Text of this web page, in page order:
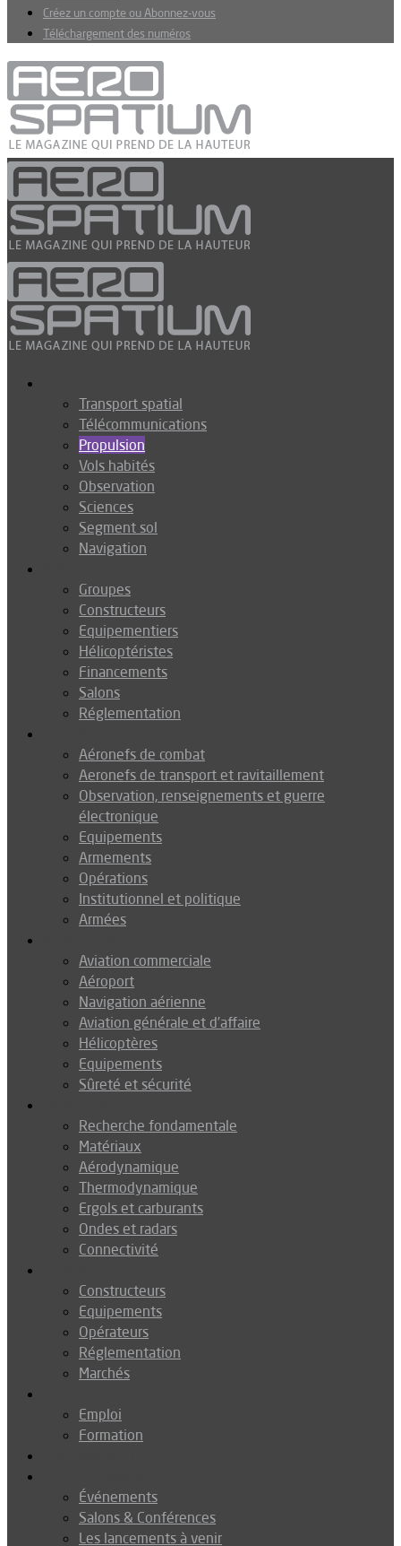
Créez un compte ou Abonnez-vous
Téléchargement des numéros
Transport spatial
Télécommunications
Propulsion
Vols habités
Observation
Sciences
Segment sol
Navigation
Groupes
Constructeurs
Equipementiers
Hélicoptéristes
Financements
Salons
Réglementation
Aéronefs de combat
Aeronefs de transport et ravitaillement
Observation, renseignements et guerre
électronique
Equipements
Armements
Opérations
Institutionnel et politique
Armées
Aviation commerciale
Aéroport
Navigation aérienne
Aviation générale et d’affaire
Hélicoptères
Equipements
Sûreté et sécurité
Recherche fondamentale
Matériaux
Aérodynamique
Thermodynamique
Ergols et carburants
Ondes et radars
Connectivité
Constructeurs
Equipements
Opérateurs
Réglementation
Marchés
Emploi
Formation
Événements
Salons & Conférences
Les lancements à venir